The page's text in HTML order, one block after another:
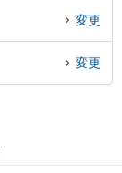
変更
変更